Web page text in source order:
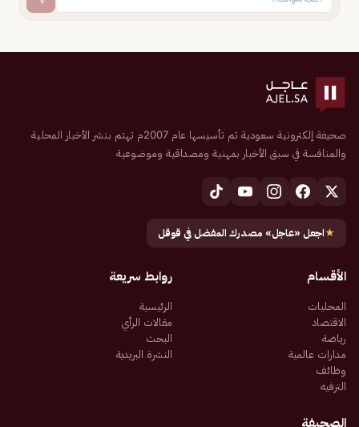
صحيفة إلكترونية سعودية تم تأسيسها عام 2007م تهتم بنشر الأخبار المحلية
والمنافسة في سبق الأخبار بمهنية ومصداقية وموضوعية
★اجعل «عاجل» مصدرك المفضل في قوقل
الأقسام
المحليات
الاقتصاد
رياضة
مدارات عالمية
وظائف
الترفيه
روابط سريعة
الرئيسية
مقالات الرأي
البحث
النشرة البريدية
الصحيفة